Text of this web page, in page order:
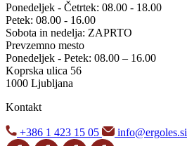
Ponedeljek - Četrtek: 08.00 - 18.00
Petek: 08.00 - 16.00
Sobota in nedelja: ZAPRTO
Prevzemno mesto
Ponedeljek - Petek: 08.00 – 16.00
Koprska ulica 56
1000 Ljubljana
Kontakt
+386 1 423 15 05 info@ergoles.si